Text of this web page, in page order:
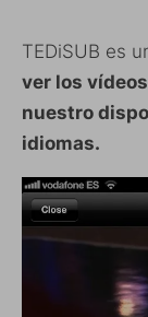
TEDiSUB es
ver los
nuestro
idiomas.